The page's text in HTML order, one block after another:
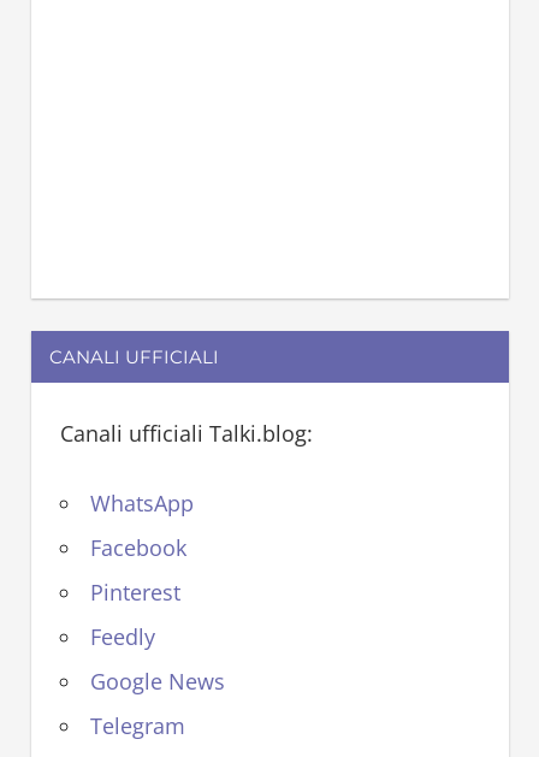
CANALI UFFICIALI
Canali ufficiali Talki.blog:
WhatsApp
Facebook
Pinterest
Feedly
Google News
Telegram